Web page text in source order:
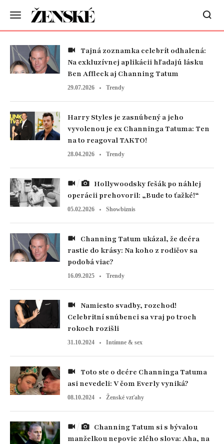
Na exkluzívnej aplikácii hľadajú lásku
Ben Affleck aj Channing Tatum
29.07.2026 Trendy
Harry Styles je zasnúbený a jeho
vyvolenou je ex Channinga Tatuma: Ten
na to reagoval TAKTO!
28.04.2026 Trendy
operácii prehovoril: „Bude to ťažké!“
05.02.2026 Showbiznis
rastie do krásy: Na koho z rodičov sa
podobá viac?
16.09.2025 Trendy
Celebritní snúbenci sa vraj po troch
rokoch rozišli
31.10.2024 Intímne & sex
asi nevedeli: V čom Everly vyniká?
08.10.2024 Ženské vzťahy
manželkou nepovie zlého slova: Aha, na